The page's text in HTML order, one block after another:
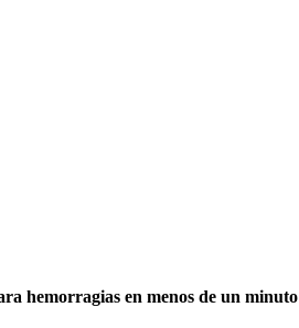
hemorragias en menos de un minuto